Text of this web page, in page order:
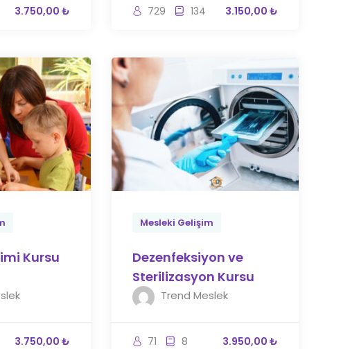
3.750,00 ₺ 729 134 3.150,00 ₺
Kursu
3.750,00 ₺
Mesleki Gelişim
Dezenfeksiyon ve
Sterilizasyon Kursu
Trend Meslek
71 8 3.950,00 ₺